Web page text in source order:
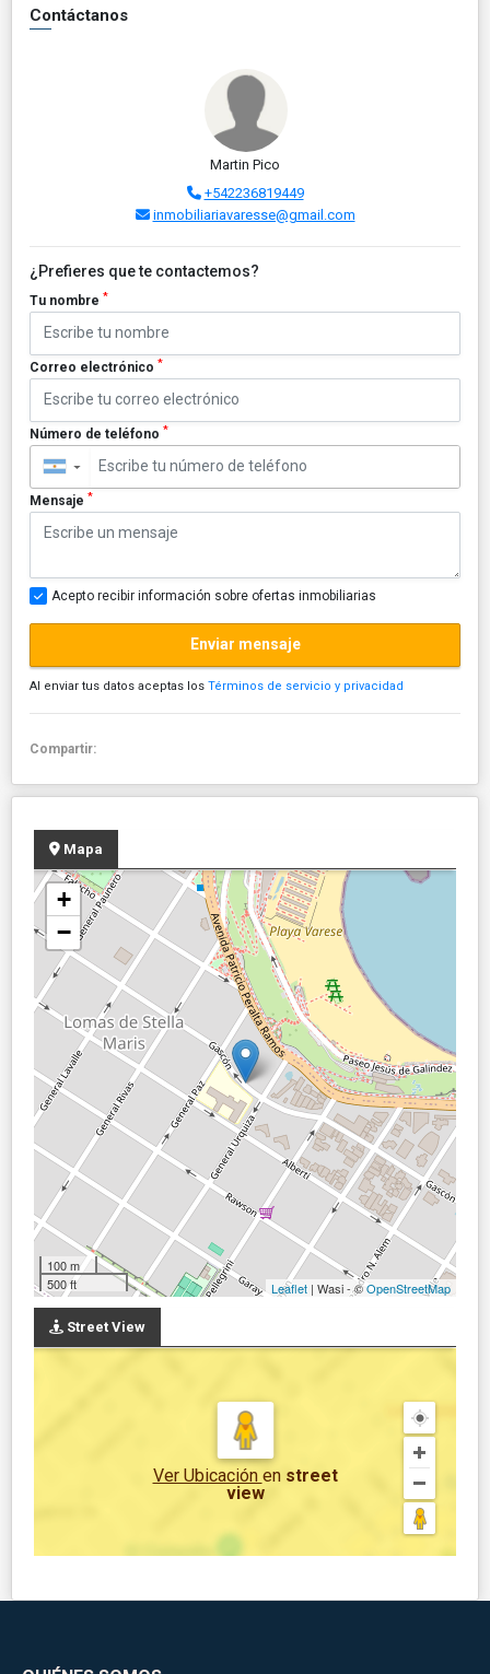
Contáctanos
Martin Pico
+542236819449
inmobiliariavaresse@gmail.com
¿Prefieres que te contactemos?
Tu nombre *
Correo electrónico *
Número de teléfono *
▼
Mensaje *
Acepto recibir información sobre ofertas inmobiliarias
Enviar mensaje
Al enviar tus datos aceptas los Términos de servicio y privacidad
Compartir:
Mapa
+
−
100 m
500 ft
Leaflet | Wasi - ©OpenStreetMap
Street View
Ver Ubicación en street
view